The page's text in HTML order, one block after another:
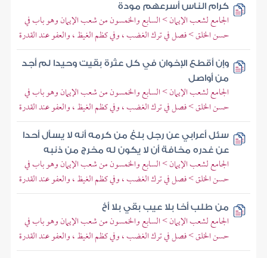
كرام الناس أسرعهم مودة
الجامع لشعب الإيمان > السابع والخمسون من شعب الإيمان وهو باب في
حسن الخلق > فصل في ترك الغضب ، وفي كظم الغيظ ، والعفو عند القدرة
وإن أقطع الإخوان في كل عثرة بقيت وحيدا لم أجد
من أواصل
الجامع لشعب الإيمان > السابع والخمسون من شعب الإيمان وهو باب في
حسن الخلق > فصل في ترك الغضب ، وفي كظم الغيظ ، والعفو عند القدرة
سئل أعرابي عن رجل بلغ من كرمه أنه لا يسأل أحدا
عن غدره مخافة أن لا يكون له مخرج من ذنبه
الجامع لشعب الإيمان > السابع والخمسون من شعب الإيمان وهو باب في
حسن الخلق > فصل في ترك الغضب ، وفي كظم الغيظ ، والعفو عند القدرة
من طلب أخا بلا عيب بقي بلا أخ
الجامع لشعب الإيمان > السابع والخمسون من شعب الإيمان وهو باب في
حسن الخلق > فصل في ترك الغضب ، وفي كظم الغيظ ، والعفو عند القدرة